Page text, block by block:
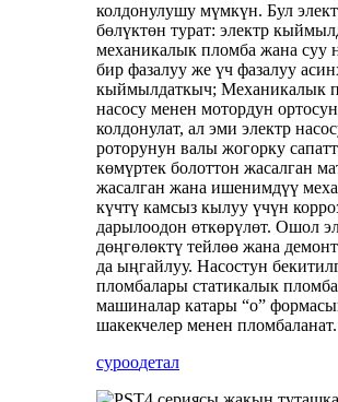
колдонулушу мүмкүн. Бул
бөлүктөн турат: электр
механикалык пломба жана суу
бир фазалуу же үч фазалуу
кыймылдаткыч; Механикалык
насосу менен мотордун
колдонулат, ал эми электр
роторунун валы жогорку
көмүртек болоттон жасалган
жасалган жана ишенимдүү
күчтү камсыз кылуу үчүн
дарылоодон өткөрүлөт. Ошол
дөңгөлөктү тейлөө жана
да ыңгайлуу. Насостун
пломбалары статикалык
машиналар катары “о”
шакекчелер менен пломбаланат.
суроодетал